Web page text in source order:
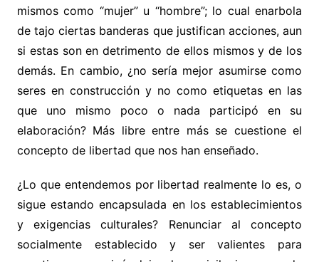
mismos como “mujer” u “hombre”; lo cual enarbola
de tajo ciertas banderas que justifican acciones, aun
si estas son en detrimento de ellos mismos y de los
demás. En cambio, ¿no sería mejor asumirse como
seres en construcción y no como etiquetas en las
que uno mismo poco o nada participó en su
elaboración? Más libre entre más se cuestione el
concepto de libertad que nos han enseñado.
¿Lo que entendemos por libertad realmente lo es, o
sigue estando encapsulada en los establecimientos
y exigencias culturales? Renunciar al concepto
socialmente establecido y ser valientes para